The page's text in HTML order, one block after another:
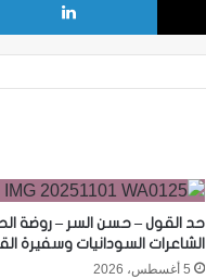
حد القول – حسن السر – روضة
الشاعرات السودانيات وسفيرة
5 أغسطس، 2026